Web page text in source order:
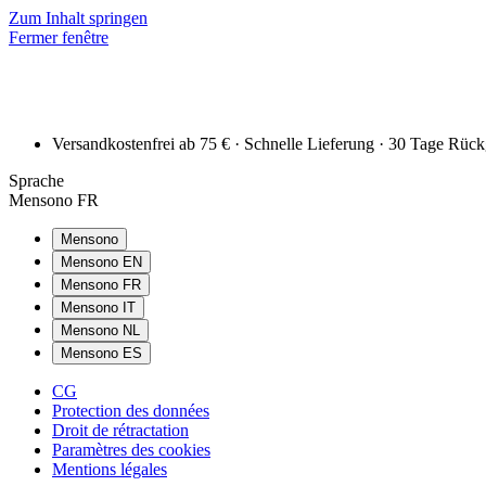
Zum Inhalt springen
Fermer fenêtre
Versandkostenfrei ab 75 € · Schnelle Lieferung · 30 Tage
Sprache
Mensono FR
Mensono
Mensono EN
Mensono FR
Mensono IT
Mensono NL
Mensono ES
CG
Protection des données
Droit de rétractation
Paramètres des cookies
Mentions légales